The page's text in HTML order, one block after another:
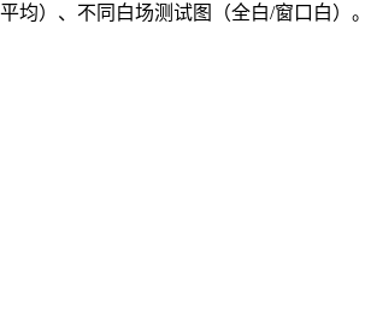
均）、不同白场测试图（全白/窗口白）。